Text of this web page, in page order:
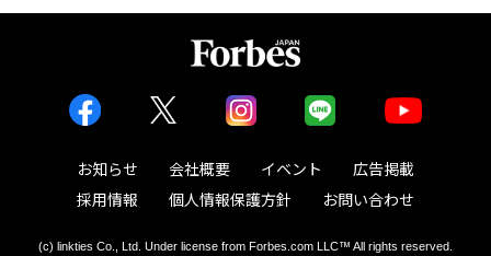
お知らせ 会社概要 イベント
広告掲載
採用情報
個人情報保護方針 お問い合わせ
(c) linkties Co., Ltd. Under license from Forbes.com LLC™ All rights reserved.